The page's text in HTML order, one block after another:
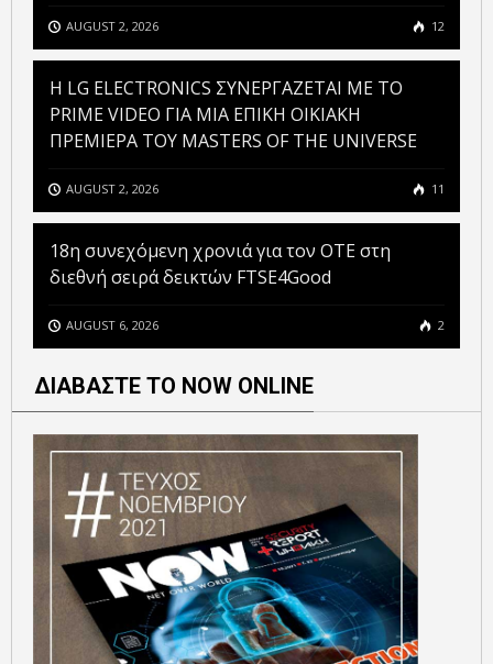
AUGUST 2, 2026 12
H LG ELECTRONICS ΣΥΝΕΡΓΑΖΕΤΑΙ ΜΕ ΤΟ
PRIME VIDEO ΓΙΑ ΜΙΑ ΕΠΙΚΗ ΟΙΚΙΑΚΗ
ΠΡΕΜΙΕΡΑ ΤΟΥ MASTERS OF THE UNIVERSE
AUGUST 2, 2026 11
18η συνεχόμενη χρονιά για τον ΟΤΕ στη
διεθνή σειρά δεικτών FTSE4Good
AUGUST 6, 2026 2
ΔΙΑΒΑΣΤΕ ΤΟ NOW ONLINE